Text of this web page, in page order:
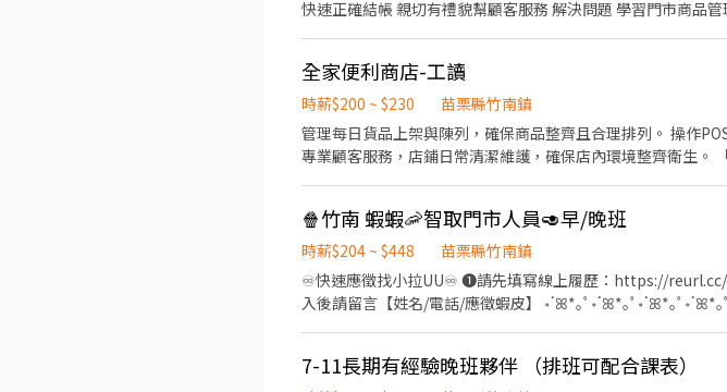
時薪：$196/時 油資津貼：$8/時 晚班津貼：$20/時 (17:30-23:30)
有限!! 請把握機會❗ 🛵・🛵・🛵・🛵・🛵・🛵・🛵・🛵・🛵 🧡
~*~*~*~*~*~*~*~*~*~*~*~*~*~*~*~*~*~
快速正確結帳 親切有禮貌幫顧客服務
全家便利商店-工讀
時薪$200 ~ $230
苗栗縣竹南鎮
管理每日貨品上架與陳列，確保商品整齊且合理排列。 操作
專業顧客服務，店鋪日常清潔維護，確保店內環境整齊衛生。
🍿竹南 蝦蝦🦐智取門市人員🥑早/晚班
時薪$204 ~ $448
苗栗縣竹南鎮
♾️快速應徵找小拉UU♾️ ❶請先填寫線上履歷：https://
入後請留言【姓名/電話/應徵蝦皮】 ॰ॱꕤ*｡ﾟ॰ॱꕤ*｡ﾟ॰ॱꕤ*｡ﾟ
23:30、18:30-23:30、17:30-22:30 👉 彈性排班 2～6小時，
7-11長期有經驗晚班夥伴 （排班可配合課表）